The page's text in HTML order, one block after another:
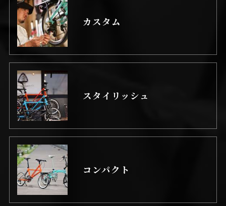
カスタム
スタイリッシュ
コンパクト